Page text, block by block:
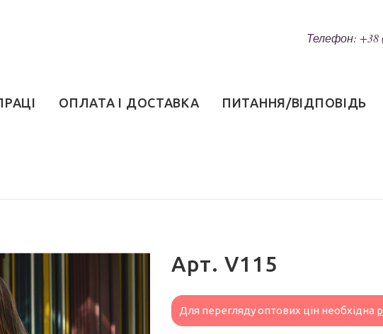
Телефон: +38
ОПЛАТА І ДОСТАВКА ПИТАННЯ/ВІДПОВІДЬ
Арт. V115
Для перегляду оптових цін необхідна